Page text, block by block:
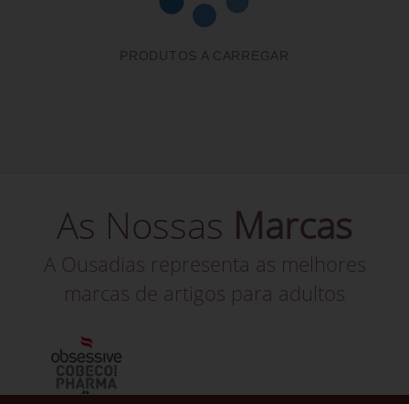
PRODUTOS A CARREGAR
As Nossas Marcas
A Ousadias representa as melhores
marcas de artigos para adultos